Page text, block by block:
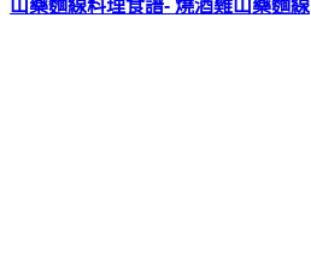
山藥麵線料理食譜- 燒酒雞山藥麵線